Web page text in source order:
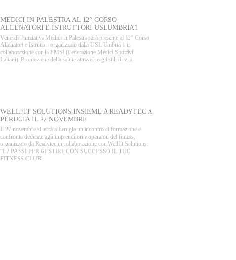
MEDICI IN PALESTRA AL 12° CORSO
ALLENATORI E ISTRUTTORI USLUMBRIA1
Venerdì l’iniziativa Medici in Palestra sarà presente al 12° Corso
Allenatori e Istruttori organizzato dalla USL Umbria 1 in
collaborazione con la FMSI (Federazione Medici Sportivi
Italiani). Promozione della salute attraverso gli stili di vita.
WELLFIT SOLUTIONS INSIEME A READYTEC A
PERUGIA IL 27 NOVEMBRE
Il 27 novembre si terrà a Perugia un incontro di formazione e
confronto dedicato agli imprenditori e operatori del fitness,
organizzato da Readytec in collaborazione con Wellfit Solutions:
“I 7 PASSI PER GESTIRE CON SUCCESSO IL TUO
FITNESS CLUB".